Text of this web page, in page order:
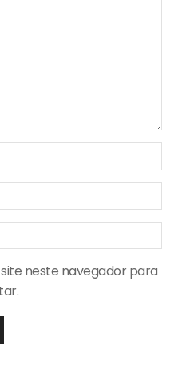
neste navegador para